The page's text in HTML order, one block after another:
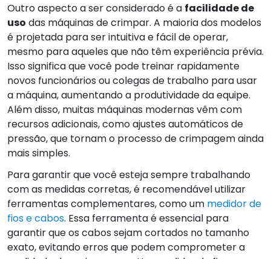
Outro aspecto a ser considerado é a facilidade de
uso das máquinas de crimpar. A maioria dos modelos
é projetada para ser intuitiva e fácil de operar,
mesmo para aqueles que não têm experiência prévia.
Isso significa que você pode treinar rapidamente
novos funcionários ou colegas de trabalho para usar
a máquina, aumentando a produtividade da equipe.
Além disso, muitas máquinas modernas vêm com
recursos adicionais, como ajustes automáticos de
pressão, que tornam o processo de crimpagem ainda
mais simples.
Para garantir que você esteja sempre trabalhando
com as medidas corretas, é recomendável utilizar
ferramentas complementares, como um medidor de
fios e cabos. Essa ferramenta é essencial para
garantir que os cabos sejam cortados no tamanho
exato, evitando erros que podem comprometer a